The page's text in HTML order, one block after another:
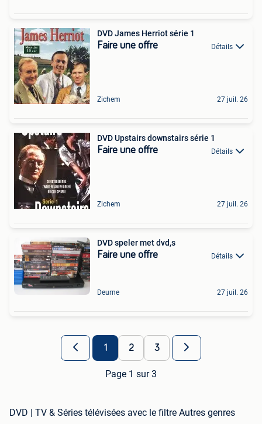
DVD James Herriot série 1
Faire une offre Détails
Zichem 27 juil. 26
DVD Upstairs downstairs série 1
Faire une offre Détails
Zichem 27 juil. 26
DVD speler met dvd,s
Faire une offre Détails
Deurne 27 juil. 26
1 2 3
Page 1 sur 3
DVD | TV & Séries télévisées avec le filtre Autres genres